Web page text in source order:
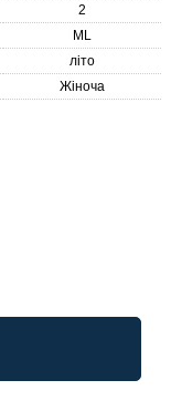
2
ML
літо
Жіноча